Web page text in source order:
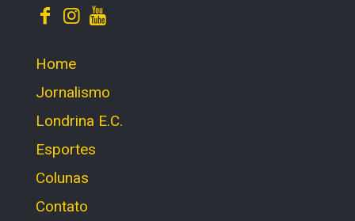
Home
Jornalismo
Londrina E.C.
Esportes
Colunas
Contato